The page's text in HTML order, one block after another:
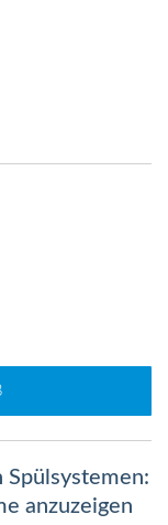
Spülsystemen:
anzuzeigen